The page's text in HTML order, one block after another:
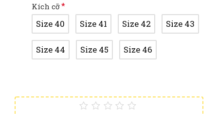
Kích cỡ
Size 40 Size 41 Size 42 Size 43
Size 44 Size 45 Size 46